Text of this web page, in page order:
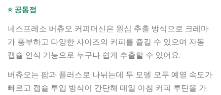
⭐ 공통점
네스프레소 버츄오 커피머신은 원심 추출 방식으로 크레마
가 풍부하고 다양한 사이즈의 커피를 즐길 수 있으며 자동
캡슐 인식 기능으로 누구나 쉽게 추출할 수 있어요.
버츄오는 팝과 플러스로 나뉘는데 두 모델 모두 예열 속도가
빠르고 캡슐 투입 방식이 간단해 매일 아침 커피 루틴을 가